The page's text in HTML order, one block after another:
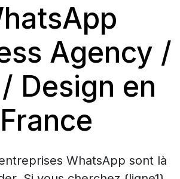
Agency /
Design en
France
WhatsApp sont là